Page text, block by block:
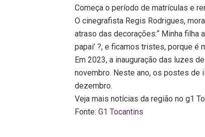
Começa o período de matrículas e
O cinegrafista Regis Rodrigues,
atraso das decorações:“ Minha filha
papai’ ?, e ficamos tristes, porque é
Em 2023, a inauguração das luzes
novembro. Neste ano, os postes de
dezembro.
Veja mais notícias da região no g1
Fonte:G1 Tocantins